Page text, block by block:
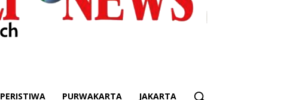
PERISTIWA PURWAKARTA JAKARTA